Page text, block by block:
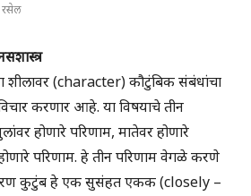
रसेल
शीलावर (character) कौटुंबिक संबंधांचा
करणार आहे. या विषयाचे तीन
होणारे परिणाम, मातेवर होणारे
परिणाम. हे तीन परिणाम वेगळे करणे
कुटुंब हे एक सुसंहत एकक (closely –